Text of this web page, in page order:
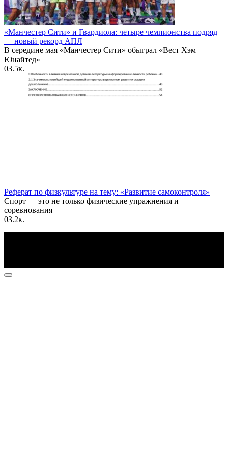
«Манчестер Сити» и Гвардиола: четыре чемпионства подряд
— новый рекорд АПЛ
В середине мая «Манчестер Сити» обыграл «Вест Хэм
Юнайтед»
03.5к.
Реферат по физкультуре на тему: «Развитие самоконтроля»
Спорт — это не только физические упражнения и
соревнования
03.2к.